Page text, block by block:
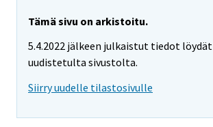
Tämä sivu on arkistoitu.
5.4.2022 jälkeen julkaistut tiedot löydät
uudistetulta sivustolta.
Siirry uudelle tilastosivulle